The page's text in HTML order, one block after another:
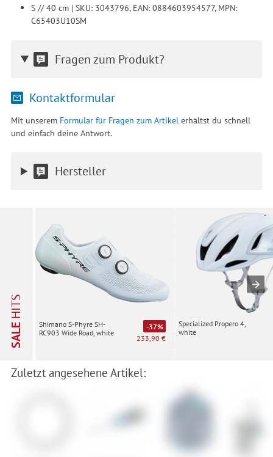
S // 40 cm | SKU: 3043796, EAN: 0884603954577, MPN:
C65403U10SM
Fragen zum Produkt?
Kontaktformular
Mit unserem Formular für Fragen zum Artikelerhältst du schnell
und einfach deine Antwort.
Hersteller
SALE
HITS
Shimano S-Phyre SH-
RC903 Wide Road, white
-37%
233,90 €
Specialized Propero 4,
white
Zuletzt angesehene Artikel: